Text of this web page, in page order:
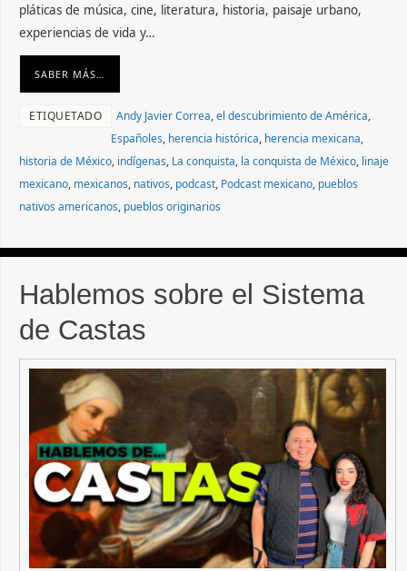
pláticas de música, cine, literatura, historia, paisaje urbano,
experiencias de vida y…
SABER MÁS…
ETIQUETADO Andy Javier Correa,el descubrimiento de América,
Españoles, herencia histórica, herencia mexicana,
historia de México, indígenas, La conquista, la conquista de México, linaje
mexicano, mexicanos, nativos, podcast, Podcast mexicano, pueblos
nativos americanos, pueblos originarios
Hablemos sobre el Sistema
de Castas